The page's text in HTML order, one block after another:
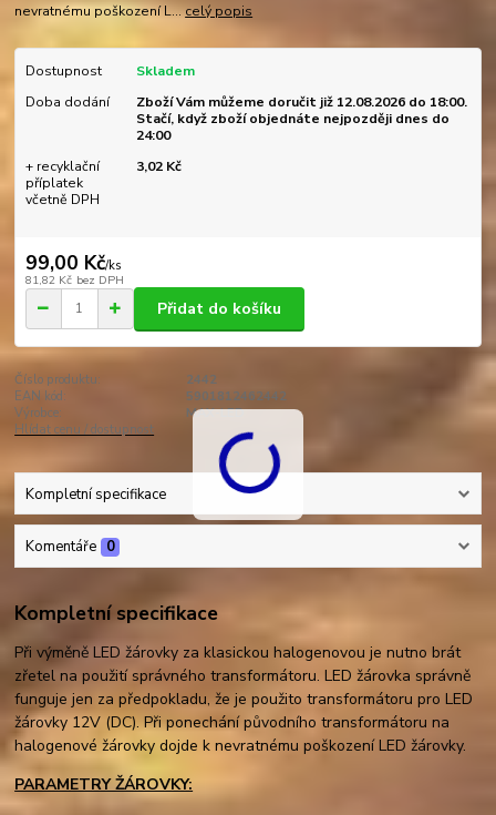
nevratnému poškození L...celý popis
Dostupnost
Skladem
Doba dodání
Zboží Vám můžeme doručit již 12.08.2026 do 18:00.
Stačí, když zboží objednáte nejpozději dnes do
24:00
+ recyklační
příplatek
včetně DPH
3,02 Kč
99,00 Kč/ks
81,82 Kč bez DPH
Přidat do košíku
Číslo produktu:
2442
EAN kód:
5901812462442
Výrobce:
MAX-LED
Hlídat cenu / dostupnost
Kompletní specifikace
Komentáře 0
Kompletní specifikace
Při výměně LED žárovky za klasickou halogenovou je nutno brát
zřetel na použití správného transformátoru. LED žárovka správně
funguje jen za předpokladu, že je použito transformátoru pro LED
žárovky 12V (DC). Při ponechání původního transformátoru na
halogenové žárovky dojde k nevratnému poškození LED žárovky.
PARAMETRY ŽÁROVKY: